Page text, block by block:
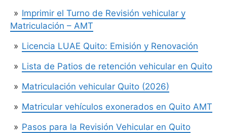
Imprimir el Turno de Revisión vehicular y
Matriculación – AMT
Licencia LUAE Quito: Emisión y Renovación
Lista de Patios de retención vehicular en Quito
Matriculación vehicular Quito (2026)
Matricular vehículos exonerados en Quito AMT
Pasos para la Revisión Vehicular en Quito